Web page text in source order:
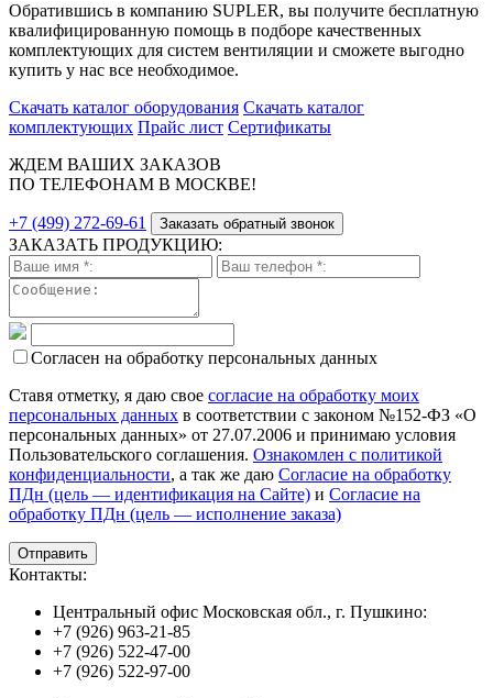
Обратившись в компанию SUPLER, вы получите бесплатную
квалифицированную помощь в подборе качественных
комплектующих для систем вентиляции и сможете выгодно
купить у нас все необходимое.
Скачать каталог оборудования Скачать каталог
комплектующих Прайс лист Сертификаты
ЖДЕМ ВАШИХ ЗАКАЗОВ
ПО ТЕЛЕФОНАМ В МОСКВЕ!
+7 (499) 272-69-61 Заказать обратный звонок
ЗАКАЗАТЬ ПРОДУКЦИЮ:
Согласен на обработку персональных данных
Ставя отметку, я даю свое согласие на обработку моих
персональных данных в соответствии с законом №152-ФЗ «О
персональных данных» от 27.07.2006 и принимаю условия
Пользовательского соглашения. Ознакомлен с политикой
конфиденциальности, а так же даю Согласие на обработку
ПДн (цель — идентификация на Сайте) и Согласие на
обработку ПДн (цель — исполнение заказа)
Контакты:
Центральный офис Московская обл., г. Пушкино:
+7 (926) 963-21-85
+7 (926) 522-47-00
+7 (926) 522-97-00